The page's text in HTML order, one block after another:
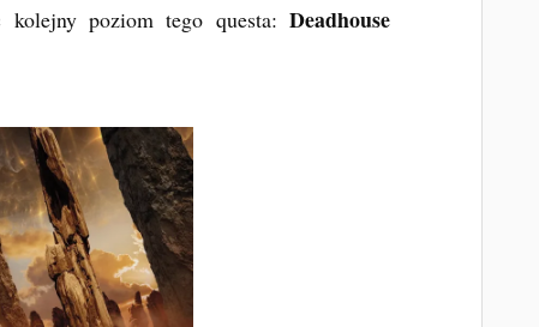
kolejny poziom tego questa:Deadhouse